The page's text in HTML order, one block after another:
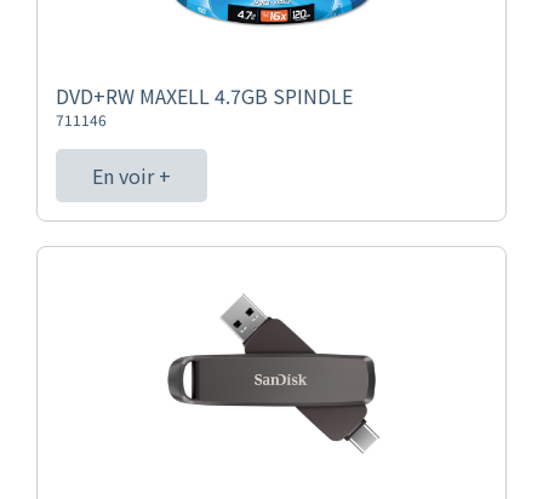
DVD+RW MAXELL 4.7GB SPINDLE
711146
En voir +